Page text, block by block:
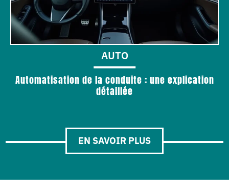
AUTO
Automatisation de la conduite : une explication
détaillée
EN SAVOIR PLUS